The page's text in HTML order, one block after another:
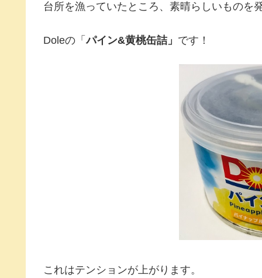
台所を漁っていたところ、素晴らしいものを
Doleの「パイン&黄桃缶詰」 です！
これはテンションが上がります。